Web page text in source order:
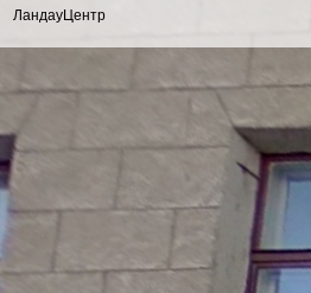
ЛандауЦентр